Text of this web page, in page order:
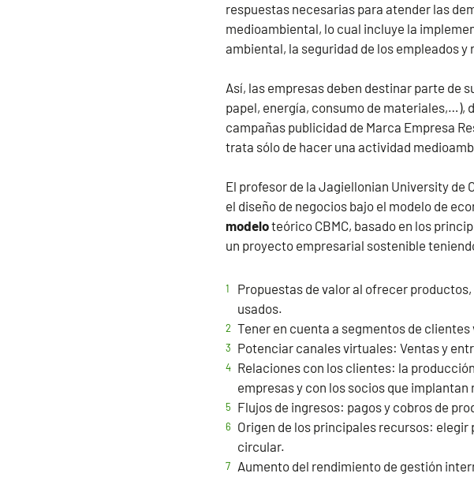
respuestas necesarias para atender las
medioambiental, lo cual incluye la
ambiental, la seguridad de los empleados
Así, las empresas deben destinar parte de
papel, energía, consumo de materiales,…),
campañas publicidad de Marca Empresa
trata sólo de hacer una actividad
El profesor de la Jagiellonian University de
el diseño de negocios bajo el modelo de
modeloteórico CBMC, basado en los
un proyecto empresarial sostenible
Propuestas de valor al ofrecer
usados.
Tener en cuenta a segmentos de
Potenciar canales virtuales: Ventas y
Relaciones con los clientes: la
empresas y con los socios que implantan
Flujos de ingresos: pagos y cobros de
Origen de los principales recursos:
circular.
Aumento del rendimiento de gestión